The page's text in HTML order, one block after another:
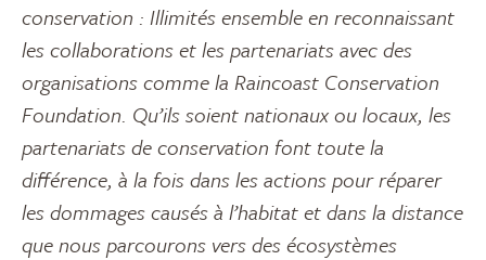
conservation : Illimités ensemble en reconnaissant
les collaborations et les partenariats avec des
organisations comme la Raincoast Conservation
Foundation. Qu’ils soient nationaux ou locaux, les
partenariats de conservation font toute la
différence, à la fois dans les actions pour réparer
les dommages causés à l’habitat et dans la distance
que nous parcourons vers des écosystèmes